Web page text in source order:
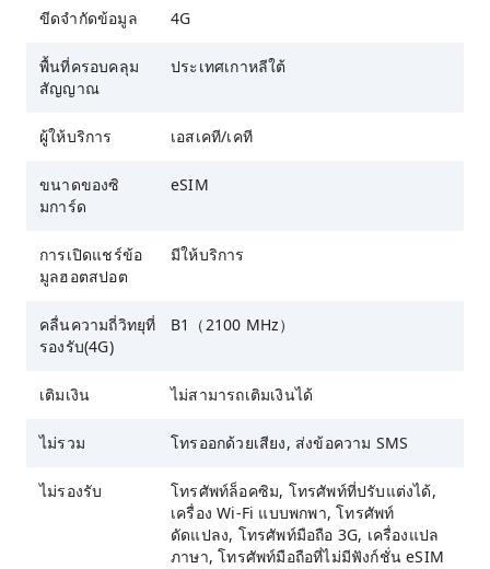
ขีดจำกัดข้อมูล 4G
พื้นที่ครอบคลุม
สัญญาณ
ประเทศเกาหลีใต้
ผู้ให้บริการ เอสเคที/เคที
ขนาดของซิ
มการ์ด
eSIM
การเปิดแชร์ข้อ
มูลฮอตสปอต
มีให้บริการ
คลื่นความถี่วิทยุที่
รองรับ(4G)
B1（2100 MHz）
เติมเงิน ไม่สามารถเติมเงินได้
ไม่รวม โทรออกด้วยเสียง, ส่งข้อความ SMS
ไม่รองรับ
โทรศัพท์ล็อคซิม, โทรศัพท์ที่ปรับแต่งได้,
เครื่อง Wi-Fi แบบพกพา, โทรศัพท์
ดัดแปลง, โทรศัพท์มือถือ 3G, เครื่องแปล
ภาษา, โทรศัพท์มือถือที่ไม่มีฟังก์ชั่น eSIM